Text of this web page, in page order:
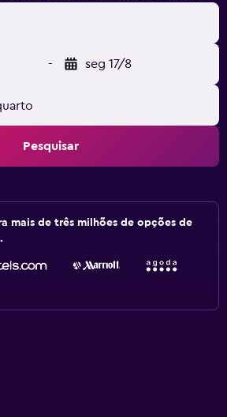
- seg 17/8
Pesquisar
mais de três milhões de opções de